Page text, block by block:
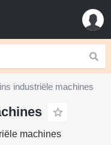
industriële machines
machines